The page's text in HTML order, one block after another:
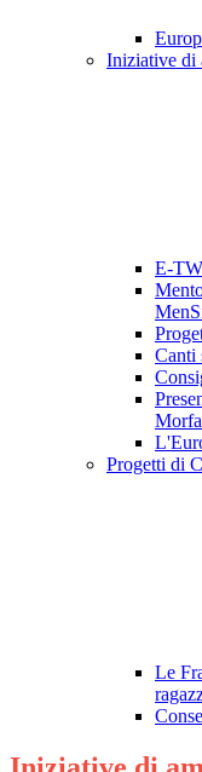
Iniziative di
E-
Canti
Progetti di
Le